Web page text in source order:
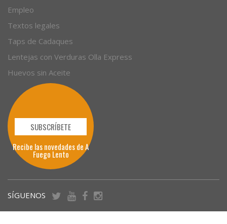
Empleo
Textos legales
Taps de Cadaques
Lentejas con Verduras Olla Express
Huevos sin Aceite
SUBSCRÍBETE
Recibe las novedades de A
Fuego Lento
SÍGUENOS